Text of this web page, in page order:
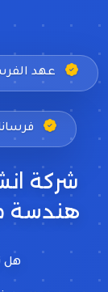
عهد
شركة
هندسة
هل